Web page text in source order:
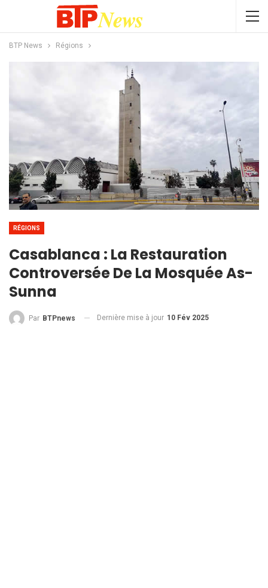
BTP News Régions
RÉGIONS
Casablanca : La Restauration
Controversée De La Mosquée As-
Sunna
Par BTPnews Dernière mise à jour 10 Fév 2025